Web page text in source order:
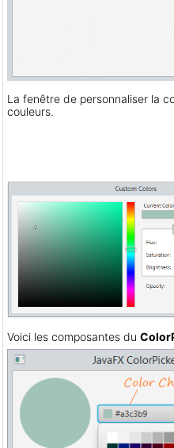
La fenêtre de personnaliser la
couleurs.
Voici les composantes du